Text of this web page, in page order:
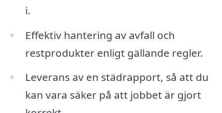
i.
Effektiv hantering av avfall och
restprodukter enligt gällande regler.
Leverans av en städrapport, så att du
kan vara säker på att jobbet är gjort